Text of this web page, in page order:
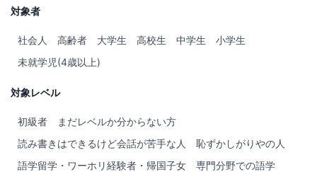
対象者
社会人 高齢者 大学生 高校生 中学生
小学生
未就学児(4歳以上)
対象レベル
初級者
まだレベルか分からない方
読み書きはできるけど会話が苦手な人
恥ずかしがりやの人
語学留学・ワーホリ経験者・帰国子女
専門分野での語学